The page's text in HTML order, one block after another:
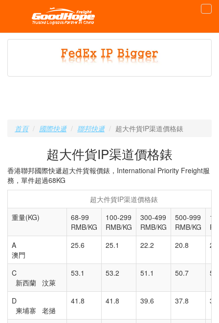
首頁 國際快遞 聯邦快遞 超大件貨IP渠道價格錶
超大件貨IP渠道價格錶
香港聯邦國際快遞超大件貨報價錶，International Priority Freight服
務，單件超過68KG
超大件貨IP渠道價格錶
重量(KG)
68-99
RMB/KG
100-299
RMB/KG
300-499
RMB/KG
500-999
RMB/KG
A
澳門
25.6 25.1 22.2 20.8
C
新西蘭 汶萊
53.1 53.2 51.1 50.7
D
柬埔寨 老撾
41.8 41.8 39.6 37.8